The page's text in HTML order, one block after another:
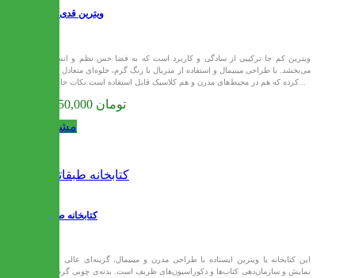
ویترین قدی سلین
ویترین کم جا ترکیبی از سادگی و کاربرد است که به فضا حس نظم و انسجام
می‌بخشد. با طراحی مینیمال و استفاده از متریال با رنگ گرم، جلوه‌ای متعادل ایجاد
18,150,000 تومان
مشاهده
کتابخانه طبقاتی
این کتابخانه یا ویترین ایستاده با طراحی مدرن و مینیمال، گزینه‌ای عالی برای
نمایش و سازمان‌دهی کتاب‌ها و دکوراسیون‌های ظریف است. بدنه‌ی چوبی گرم، در